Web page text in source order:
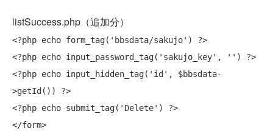
listSuccess.php（追加分）
<?php echo form_tag( 'bbsdata/sakujo' ) ?>
<?php echo input_password_tag( 'sakujo_key' , '' ) ?>
<?php echo input_hidden_tag( 'id' , $bbsdata-
>getId()) ?>
<?php echo submit_tag( 'Delete' ) ?>